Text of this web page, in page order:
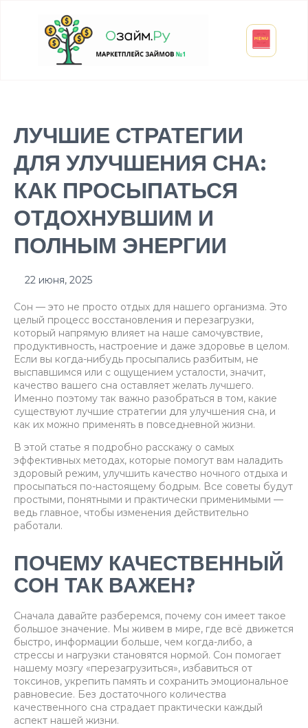
ЛУЧШИЕ СТРАТЕГИИ
ДЛЯ УЛУЧШЕНИЯ СНА:
КАК ПРОСЫПАТЬСЯ
ОТДОХНУВШИМ И
ПОЛНЫМ ЭНЕРГИИ
22 июня, 2025
Сон — это не просто отдых для нашего организма. Это
целый процесс восстановления и перезагрузки,
который напрямую влияет на наше самочувствие,
продуктивность, настроение и даже здоровье в целом.
Если вы когда-нибудь просыпались разбитым, не
выспавшимся или с ощущением усталости, значит,
качество вашего сна оставляет желать лучшего.
Именно поэтому так важно разобраться в том, какие
существуют лучшие стратегии для улучшения сна, и
как их можно применять в повседневной жизни.
В этой статье я подробно расскажу о самых
эффективных методах, которые помогут вам наладить
здоровый режим, улучшить качество ночного отдыха и
просыпаться по-настоящему бодрым. Все советы будут
простыми, понятными и практически применимыми —
ведь главное, чтобы изменения действительно
работали.
ПОЧЕМУ КАЧЕСТВЕННЫЙ
СОН ТАК ВАЖЕН?
Сначала давайте разберемся, почему сон имеет такое
большое значение. Мы живем в мире, где всё движется
быстро, информации больше, чем когда-либо, а
стрессы и нагрузки становятся нормой. Сон помогает
нашему мозгу «перезагрузиться», избавиться от
токсинов, укрепить память и сохранить эмоциональное
равновесие. Без достаточного количества
качественного сна страдает практически каждый
аспект нашей жизни.